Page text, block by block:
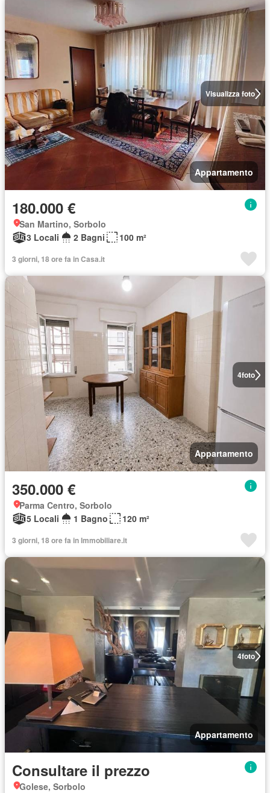
Visualizza foto
Appartamento
180.000 €
San Martino, Sorbolo
3 Locali
2 Bagni 100 m²
3 giorni, 18 ore fa in Casa.it
4foto
Appartamento
350.000 €
Parma Centro, Sorbolo
5 Locali
1 Bagno 120 m²
3 giorni, 18 ore fa in Immobiliare.it
4foto
Appartamento
Consultare il prezzo
Golese, Sorbolo